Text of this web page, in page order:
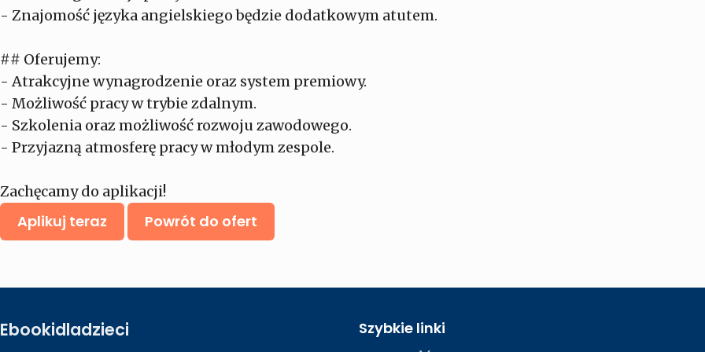
- Znajomość języka angielskiego będzie dodatkowym atutem.
## Oferujemy:
- Atrakcyjne wynagrodzenie oraz system premiowy.
- Możliwość pracy w trybie zdalnym.
- Szkolenia oraz możliwość rozwoju zawodowego.
- Przyjazną atmosferę pracy w młodym zespole.
Zachęcamy do aplikacji!
Aplikuj teraz Powrót do ofert
Ebookidladzieci Szybkie linki